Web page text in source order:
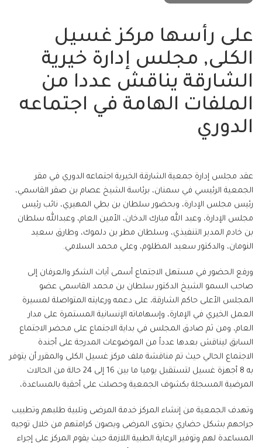
على رأسها مركز غسيل
الكلى, مجلس إدارة خيرية
الشارقة يناقش عددا من
الملفات الهامة في اجتماعه
الدوري
عقد مجلس إدارة جمعية الشارقة الخيرية اجتماعه الدوري في مقر
الجمعية الرئيسي في سمنان، برئاسة الشيخ عصام بن صقر القاسمي،
رئيس مجلس الإدارة، وبحضور سلطان بن بطي المهيري، نائب رئيس
مجلس الإدارة، وعبد الله مبارك الدخان، الأمين العام، وعبدالله سلطان
بن خادم المدير التنفيذي، وسلطان مطر بن دلموك، وطارق سعيد
النومان، والدكتور سعيد المظلوم، وعلي محمد السلامي.
ورفع الحضور في مستهل الاجتماع أسمى آيات الشكر والعرفان إلى
صاحب السمو الشيخ الدكتور سلطان بن محمد القاسمي عضو
المجلس الأعلى حاكم الشارقة، على دعمه ورعايته المتواصلة لمسيرة
العمل الخيري في الإمارة، وإسهاماته الإنسانية المستمرة على مدار
العام، ومن ثم صادق المجلس في بداية الاجتماع على محضر الاجتماع
السابق ليناقش بعدها عدداً من الموضوعات المدرجة على أجندة
الاجتماع الحالي حيث تم مناقشة ملف مركز غسيل الكلى والمقرر أن يتوفر
به 8 أجهزة غسيل لتستقبل يوميا ما بين 16 إلى 24 حالة من الحالات
المرضية المسجلة بكشوف الجمعية وحصلت على أحقية بالمساعدة،
وتهدف الجمعية من إنشاء المركز خدمة المرضى وتلبية طلبهم وتطييب
جراحهم بشكل حضاري يحتوى المرضى ويصون كرامتهم من خلال توجيه
المساعدة لهم وتوفير الرعاية الطبية اللازمة حيث يقوم المركز على إجراء